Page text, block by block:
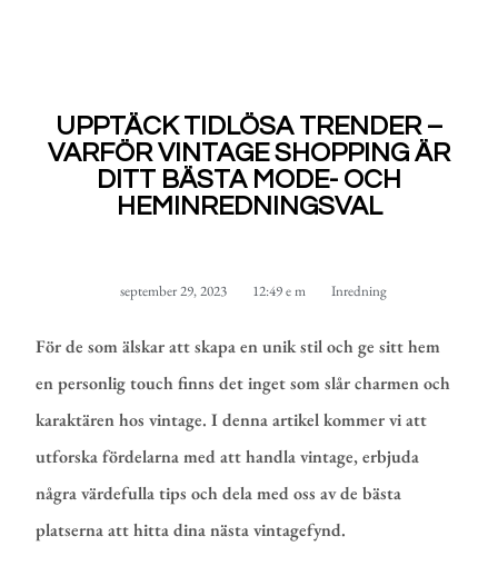
UPPTÄCK TIDLÖSA TRENDER –
VARFÖR VINTAGE SHOPPING ÄR
DITT BÄSTA MODE- OCH
HEMINREDNINGSVAL
september 29, 2023 12:49 e m Inredning
För de som älskar att skapa en unik stil och ge sitt hem
en personlig touch finns det inget som slår charmen och
karaktären hos vintage. I denna artikel kommer vi att
utforska fördelarna med att handla vintage, erbjuda
några värdefulla tips och dela med oss av de bästa
platserna att hitta dina nästa vintagefynd.